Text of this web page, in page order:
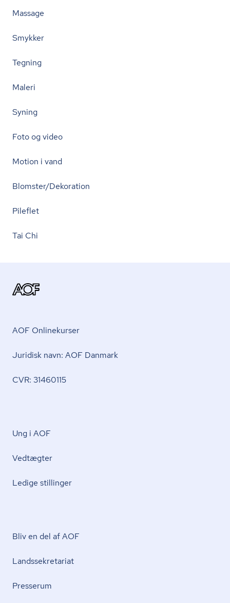
Massage
Smykker
Tegning
Maleri
Syning
Foto og video
Motion i vand
Blomster/Dekoration
Pileflet
Tai Chi
AOF Onlinekurser
Juridisk navn: AOF Danmark
CVR: 31460115
Ung i AOF
Vedtægter
Ledige stillinger
Bliv en del af AOF
Lands­se­kre­ta­ri­at
Presserum